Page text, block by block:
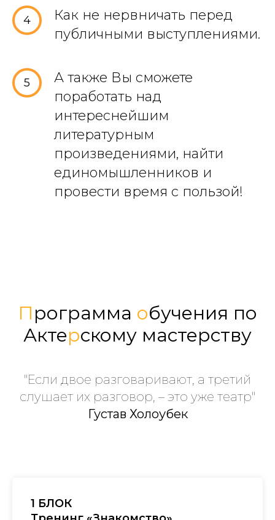
4
Как не нервничать перед
публичными выступлениями.
5
А также Вы сможете
поработать над
интереснейшим
литературным
произведениями, найти
единомышленников и
провести время с пользой!
Программа обучения по
Актерскому мастерству
"Если двое разговаривают, а третий
слушает их разговор, – это уже театр"
Густав Холоубек
1 БЛОК